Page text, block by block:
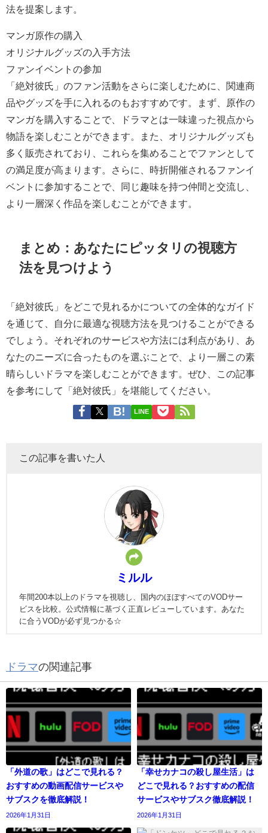
法を提案します。
マンガ原作の購入
オリジナルグッズの入手方法
ファンイベントの参加
「絶対彼氏」のファン活動をさらに楽しむために、関連商
品やグッズを手に入れるのもおすすめです。まず、原作の
マンガを購入することで、ドラマとは一味違った視点から
物語を楽しむことができます。また、オリジナルグッズも
多く販売されており、これらを集めることでファンとして
の満足度が高まります。さらに、時折開催されるファンイ
ベントに参加することで、同じ趣味を持つ仲間と交流し、
より一層深く作品を楽しむことができます。
まとめ：あなたにピッタリの視聴方
法を見つけよう
「絶対彼氏」をどこで見れるかについての全体的なガイド
を通じて、自分に最適な視聴方法を見つけることができる
でしょう。それぞれのサービスや方法には利点があり、あ
なたのニーズに合ったものを選ぶことで、より一層この素
晴らしいドラマを楽しむことができます。ぜひ、この記事
を参考にして「絶対彼氏」を堪能してください。
LINE
この記事を書いた人
ミルル
年間200本以上のドラマを視聴し、国内のほぼすべてのVODサー
ビスを比較。公式情報に基づく正直レビューしています。あなた
に合うVODが必ず見つかる☆
ドラマの関連記事
「外道の歌」はどこで見れる？
おすすめの動画配信サービスや
サブスクを徹底解説！
2026年1月31日
「幸せカナコの殺し屋生活」は
どこで見れる？おすすめの配信
サービスやサブスク徹底解説！
2026年1月31日